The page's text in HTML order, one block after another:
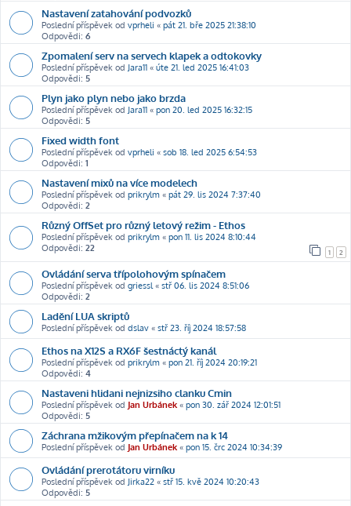
Nastavení zatahování podvozků
Poslední příspěvek od vprheli « pát 21. bře 2025 21:38:10
Odpovědi: 6
Zpomalení serv na servech klapek a odtokovky
Poslední příspěvek od Jara11 « úte 21. led 2025 16:41:03
Odpovědi: 5
Plyn jako plyn nebo jako brzda
Poslední příspěvek od Jara11 « pon 20. led 2025 16:32:15
Odpovědi: 5
Fixed width font
Poslední příspěvek od vprheli « sob 18. led 2025 6:54:53
Odpovědi: 1
Nastavení mixů na více modelech
Poslední příspěvek od prikrylm « pát 29. lis 2024 7:37:40
Odpovědi: 2
Různý OffSet pro různý letový režim - Ethos
Poslední příspěvek od prikrylm « pon 11. lis 2024 8:10:44
Odpovědi: 22 1 2
Ovládání serva třípolohovým spínačem
Poslední příspěvek od griessl« stř 06. lis 2024 8:51:06
Odpovědi: 2
Ladění LUA skriptů
Poslední příspěvek od dslav « stř 23. říj 2024 18:57:58
Ethos na X12S a RX6F šestnáctý kanál
Poslední příspěvek od prikrylm « pon 21. říj 2024 20:19:21
Odpovědi: 4
Nastaveni hlidani nejnizsiho clanku Cmin
Poslední příspěvek od Jan Urbánek « pon 30. zář 2024 12:01:51
Odpovědi: 5
Záchrana mžikovým přepínačem na k 14
Poslední příspěvek od Jan Urbánek « pon 15. črc 2024 10:34:39
Ovládání prerotátoru virníku
Poslední příspěvek od Jirka22 « stř 15. kvě 2024 10:20:43
Odpovědi: 5